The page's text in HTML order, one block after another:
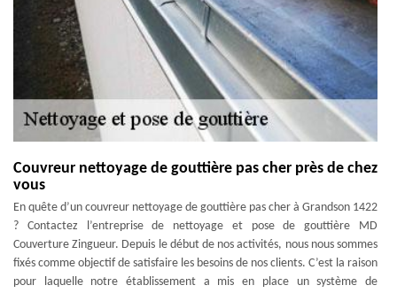
Couvreur nettoyage de gouttière pas cher près de chez
vous
En quête d’un couvreur nettoyage de gouttière pas cher à Grandson 1422
? Contactez l’entreprise de nettoyage et pose de gouttière MD
Couverture Zingueur. Depuis le début de nos activités, nous nous sommes
fixés comme objectif de satisfaire les besoins de nos clients. C’est la raison
pour laquelle notre établissement a mis en place un système de